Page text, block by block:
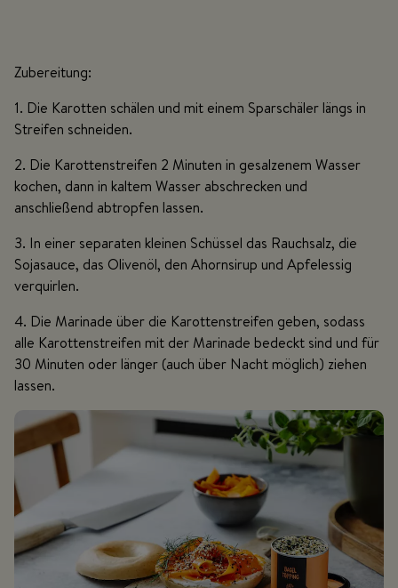
Zubereitung:
1. Die Karotten schälen und mit einem Sparschäler längs in
Streifen schneiden.
2. Die Karottenstreifen 2 Minuten in gesalzenem Wasser
kochen, dann in kaltem Wasser abschrecken und
anschließend abtropfen lassen.
3. In einer separaten kleinen Schüssel das Rauchsalz, die
Sojasauce, das Olivenöl, den Ahornsirup und Apfelessig
verquirlen.
4. Die Marinade über die Karottenstreifen geben, sodass
alle Karottenstreifen mit der Marinade bedeckt sind und für
30 Minuten oder länger (auch über Nacht möglich) ziehen
lassen.